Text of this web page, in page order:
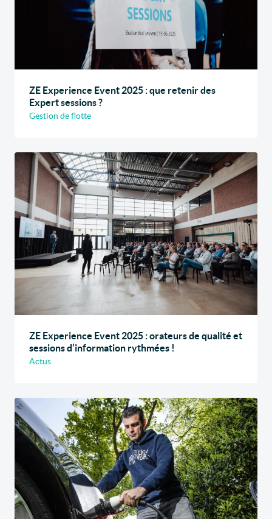
ZE Experience Event 2025 : que retenir des
Expert sessions ?
Gestion de flotte
ZE Experience Event 2025 : orateurs de qualité et
sessions d’information rythmées !
Actus